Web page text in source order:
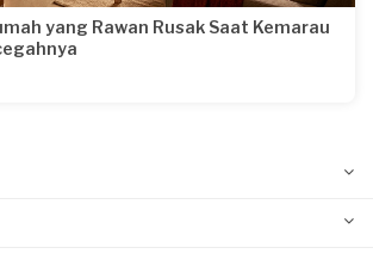
yang Rawan Rusak Saat Kemarau